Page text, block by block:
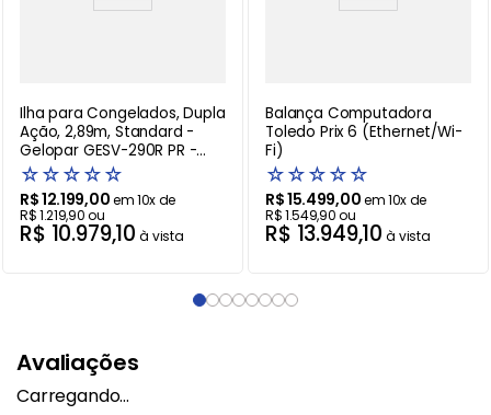
Ilha para Congelados, Dupla
Ação, 2,89m, Standard -
Gelopar GESV-290R PR -
220V
☆☆☆☆☆
R$12.199,00em10x de
R$1.219,90ou
R$ 10.979,10 à vista
Balança Computadora
Toledo Prix 6 (Ethernet/Wi-
Fi)
☆☆☆☆☆
R$15.499,00em10x de
R$1.549,90ou
R$ 13.949,10 à vista
Avaliações
Carregando…